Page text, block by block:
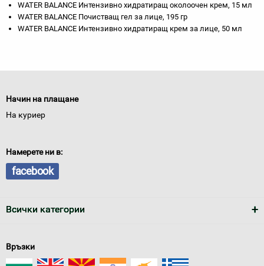
WATER BALANCE Интензивно хидратиращ околоочен крем, 15 мл
WATER BALANCE Почистващ гел за лице, 195 гр
WATER BALANCE Интензивно хидратиращ крем за лице, 50 мл
Начин на плащане
На куриер
Намерете ни в:
facebook
Всички категории
Връзки